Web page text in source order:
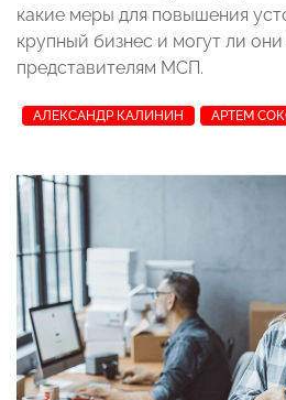
какие меры для повышения
крупный бизнес и могут ли
представителям МСП.
АЛЕКСАНДР КАЛИНИН АРТЕМ